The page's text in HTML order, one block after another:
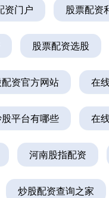
资门户 股票配资
股票配资选股
资官方网站 在
平台有哪些 在
河南股指配资
炒股配资查询之家